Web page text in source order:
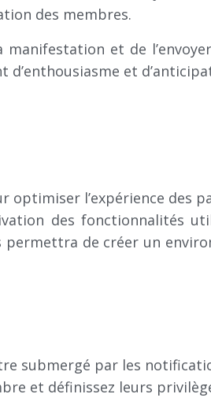
des membres.
et de
et
l’expérience
des fonctionnalités
de créer un
submergé par les
et définissez leurs